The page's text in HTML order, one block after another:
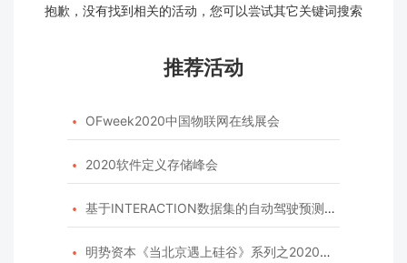
抱歉，没有找到相关的活动，您可以尝试其它关键词搜索
推荐活动
 OFweek2020中国物联网在线展会
 2020软件定义存储峰会
 基于INTERACTION数据集的自动驾驶预测模型挑战赛
 明势资本《当北京遇上硅谷》系列之2020年度开源峰会